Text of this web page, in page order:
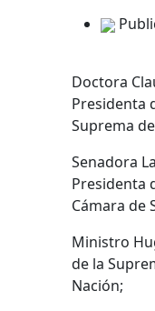
Doctora
Presidenta
Suprema
Senadora
Presidenta
Cámara de
Ministro
de la
Nación;